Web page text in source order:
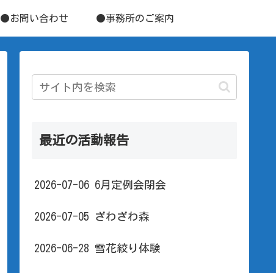
●お問い合わせ ●事務所のご案内
最近の活動報告
2026-07-06 6月定例会閉会
2026-07-05 ざわざわ森
2026-06-28 雪花絞り体験